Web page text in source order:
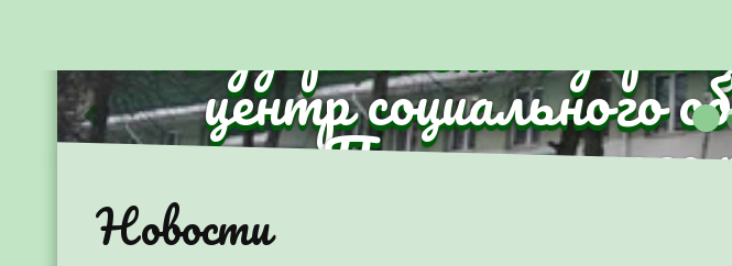
Государственное
центр социального
Предыдущий
Новости